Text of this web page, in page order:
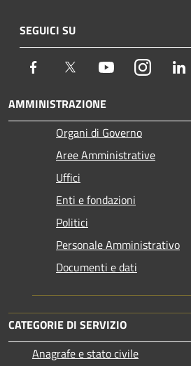
SEGUICI SU
Facebook Twitter YoutubeInstagram
AMMINISTRAZIONE
Organi di Governo
Aree Amministrative
Uffici
Enti e fondazioni
Politici
Personale Amministrativo
Documenti e dati
CATEGORIE DI SERVIZIO
Anagrafe e stato civile